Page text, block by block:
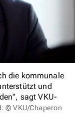
die kommunale
und
sagt VKU-
© VKU/Chaperon